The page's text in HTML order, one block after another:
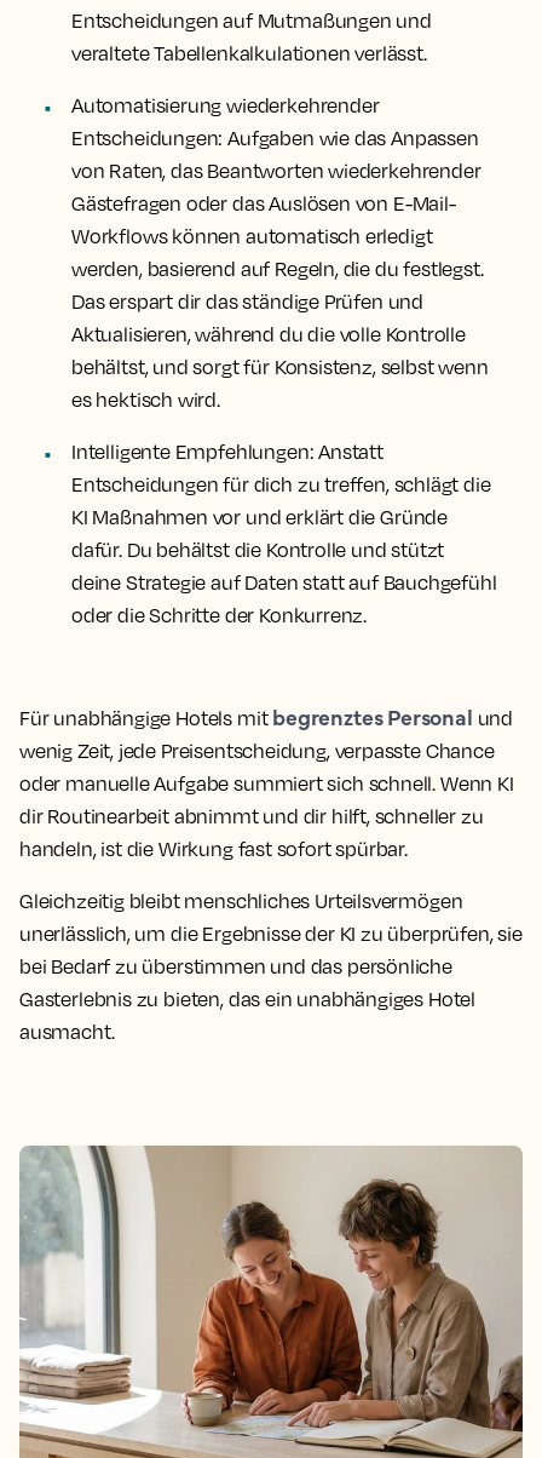
Entscheidungen auf Mutmaßungen und
veraltete Tabellenkalkulationen verlässt.
Automatisierung wiederkehrender
Entscheidungen:Aufgaben wie das Anpassen
von Raten, das Beantworten wiederkehrender
Gästefragen oder das Auslösen von E-Mail-
Workflows können automatisch erledigt
werden, basierend auf Regeln, die du festlegst.
Das erspart dir das ständige Prüfen und
Aktualisieren, während du die volle Kontrolle
behältst, und sorgt für Konsistenz, selbst wenn
es hektisch wird.
Intelligente Empfehlungen: Anstatt
Entscheidungen für dich zu treffen, schlägt die
KI Maßnahmen vor und erklärt die Gründe
dafür. Du behältst die Kontrolle und stützt
deine Strategie auf Daten statt auf Bauchgefühl
oder die Schritte der Konkurrenz.
Für unabhängige Hotels mit begrenztes Personal und
wenig Zeit, jede Preisentscheidung, verpasste Chance
oder manuelle Aufgabe summiert sich schnell. Wenn KI
dir Routinearbeit abnimmt und dir hilft, schneller zu
handeln, ist die Wirkung fast sofort spürbar.
Gleichzeitig bleibt menschliches Urteilsvermögen
unerlässlich, um die Ergebnisse der KI zu überprüfen, sie
bei Bedarf zu überstimmen und das persönliche
Gasterlebnis zu bieten, das ein unabhängiges Hotel
ausmacht.